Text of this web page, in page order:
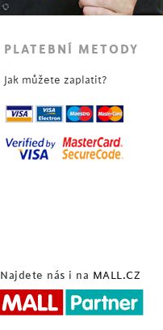
PLATEBNÍ METODY
Jak můžete zaplatit?
Najdete nás i na MALL.CZ